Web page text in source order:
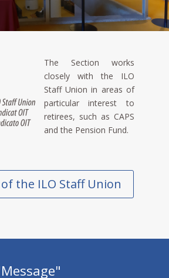
The Section works
closely with the ILO
Staff Union in areas of
particular interest to
retirees, such as CAPS
and the Pension Fund.
the ILO Staff Union